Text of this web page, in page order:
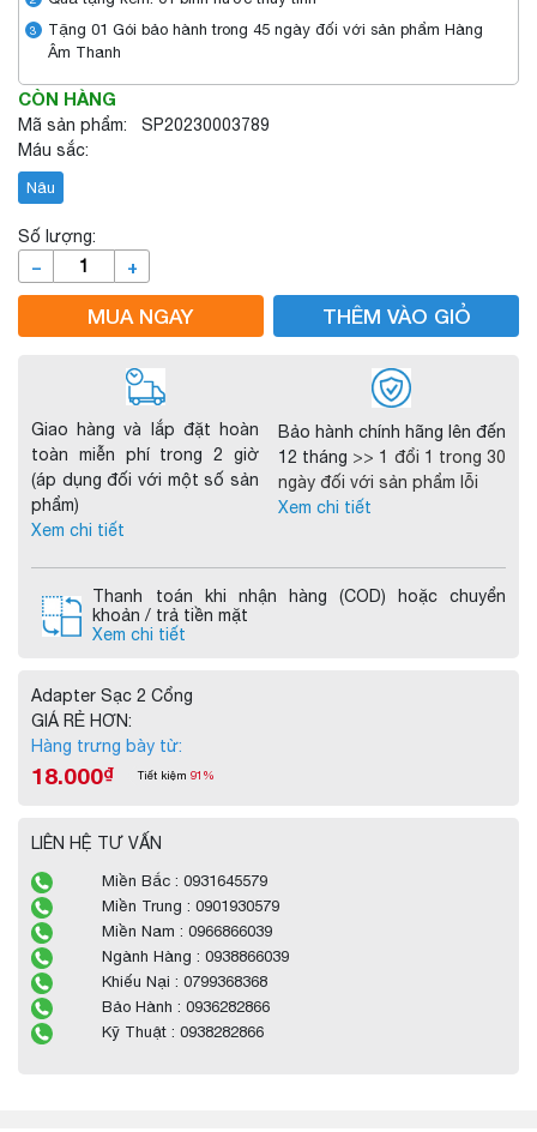
3
Tặng 01 Gói bảo hành trong 45 ngày đối với sản phẩm Hàng
Âm Thanh
CÒN HÀNG
Mã sản phẩm: SP20230003789
Máu sắc:
Nâu
Số lượng:
– +
MUA NGAY THÊM VÀO GIỎ
Giao hàng và lắp đặt hoàn
toàn miễn phí trong 2 giờ
(áp dụng đối với một số sản
phẩm)
Xem chi tiết
Bảo hành chính hãng lên đến
12 tháng >> 1 đổi 1 trong 30
ngày đối với sản phẩm lỗi
Xem chi tiết
Thanh toán khi nhận hàng (COD) hoặc chuyển
khoản / trả tiền mặt
Xem chi tiết
Adapter Sạc 2 Cổng
GIÁ RẺ HƠN:
Hàng trưng bày từ:
18.000₫ Tiết kiệm 91%
LIÊN HỆ TƯ VẤN
Miền Bắc : 0931645579
Miền Trung : 0901930579
Miền Nam : 0966866039
Ngành Hàng : 0938866039
Khiếu Nại : 0799368368
Bảo Hành : 0936282866
Kỹ Thuật : 0938282866